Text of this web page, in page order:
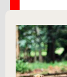
Naam*